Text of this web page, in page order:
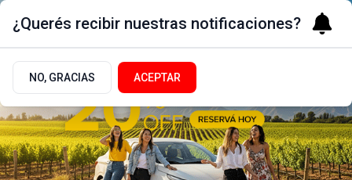
¿Querés recibir nuestras notificaciones?
NO, GRACIAS ACEPTAR